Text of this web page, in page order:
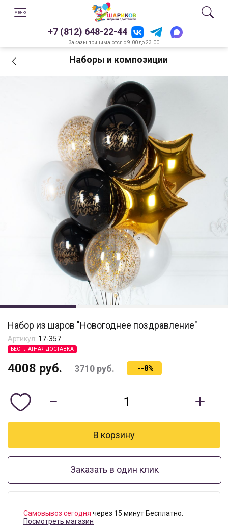
+7 (812) 648-22-44
Заказы принимаются с 9.00 до 23.00
Наборы и композиции
Набор из шаров "Новогоднее поздравление"
Артикул: 17-357
БЕСПЛАТНАЯ ДОСТАВКА
4008 руб. 3710руб. --8%
Заказать в один клик
Самовывоз сегодня через 15 минут Бесплатно.
Посмотреть магазин